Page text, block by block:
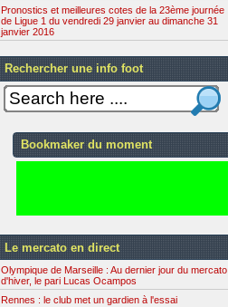
Pronostics et meilleures cotes de la 23ème journée
de Ligue 1 du vendredi 29 janvier au dimanche 31
janvier 2016
Rechercher une info foot
Bookmaker du moment
Le mercato en direct
Olympique de Marseille : Au dernier jour du mercato
d'hiver, le pari Lucas Ocampos
Rennes : le club met un gardien à l'essai